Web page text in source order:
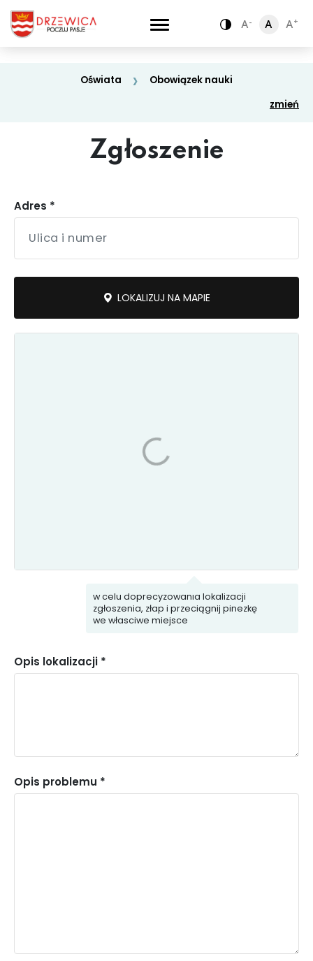
Zamiana
A - A A +
Zamiana
A - A A +
Oświata
Obowiązek nauki
zmień
Oświata Drogi i chodniki
Społeczna
Zgłoszenie
Adres *
LOKALIZUJ NA MAPIE
w celu doprecyzowania lokalizacji
zgłoszenia, złap i przeciągnij pinezkę
we własciwe miejsce
Opis lokalizacji *
Opis problemu *